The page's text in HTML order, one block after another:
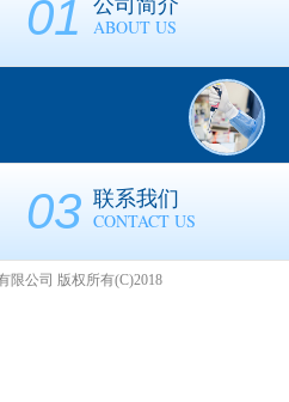
01 公司简介
ABOUT US
03 联系我们
CONTACT US
限公司 版权所有(C)2018